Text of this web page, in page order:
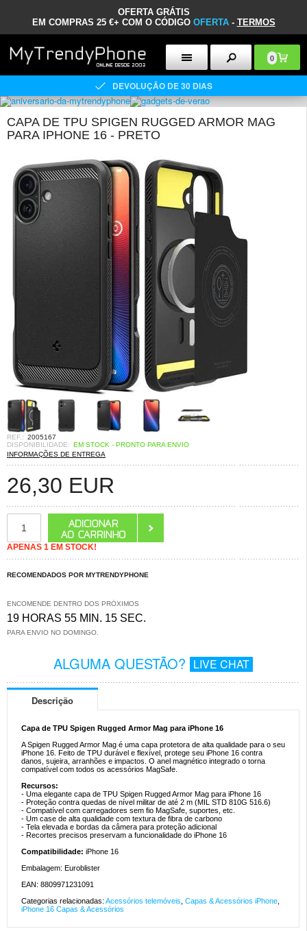
OFERTA GRÁTIS
EM COMPRAS 25 €+ COM O CÓDIGO OFERTA- TERMOS
0
DEVOLUÇÃO DE 30 DIAS
CAPA DE TPU SPIGEN RUGGED ARMOR MAG
PARA IPHONE 16 - PRETO
REF.: 2005167
DISPONIBILIDADE: EM STOCK - PRONTO PARA ENVIO
INFORMAÇÕES DE ENTREGA
26,30 EUR
APENAS 1 EM STOCK!
RECOMENDADOS POR MYTRENDYPHONE
ENCOMENDE DENTRO DOS PRÓXIMOS
19 HORAS 55 MIN. 14 SEC.
PARA ENVIO NO DOMINGO.
ALGUMA QUESTÃO? LIVE CHAT
Descrição
Capa de TPU Spigen Rugged Armor Mag para iPhone 16
A Spigen Rugged Armor Mag é uma capa protetora de alta qualidade para o seu
iPhone 16. Feito de TPU durável e flexível, protege seu iPhone 16 contra
danos, sujeira, arranhões e impactos. O anel magnético integrado o torna
compatível com todos os acessórios MagSafe.
Recursos:
- Uma elegante capa de TPU Spigen Rugged Armor Mag para iPhone 16
- Proteção contra quedas de nível militar de até 2 m (MIL STD 810G 516.6)
- Compatível com carregadores sem fio MagSafe, suportes, etc.
- Um case de alta qualidade com textura de fibra de carbono
- Tela elevada e bordas da câmera para proteção adicional
- Recortes precisos preservam a funcionalidade do iPhone 16
Compatibilidade: iPhone 16
Embalagem: Euroblister
EAN: 8809971231091
Categorias relacionadas: Acessórios telemóveis Capas & Acessórios iPhone
iPhone 16 Capas & Acessórios